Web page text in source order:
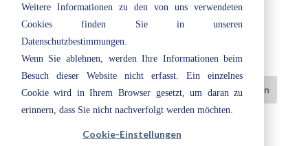
Weitere Informationen zu den von uns verwendeten
Cookies finden Sie in unseren
Datenschutzbestimmungen.
Wenn Sie ablehnen, werden Ihre Informationen beim
Besuch dieser Website nicht erfasst. Ein einzelnes
Cookie wird in Ihrem Browser gesetzt, um daran zu
erinnern, dass Sie nicht nachverfolgt werden möchten.
Cookie-Einstellungen
Neueste Beiträge